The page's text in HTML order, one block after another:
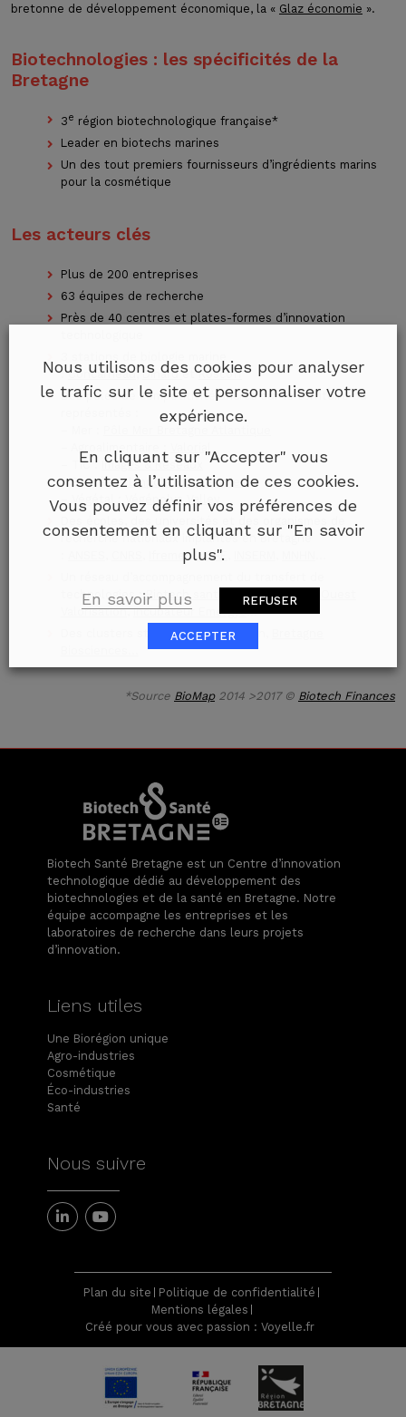
bretonne de développement économique, la « Glaz économie ».
Biotechnologies : les spécificités de la
Bretagne
3e région biotechnologique française*
Leader en biotechs marines
Un des tout premiers fournisseurs d’ingrédients marins
pour la cosmétique
Les acteurs clés
Plus de 200 entreprises
63 équipes de recherche
Près de 40 centres et plates-formes d’innovation
:Concarneau, DinardetRoscoff
Des pôles de compétitivité ancrés sur le territoire ou
– TIC : Images & Réseaux
– Santé :Atlanpole Biothérapies
Végépolys Valley
recherche nationaux implantés en Bretagne
Ifremer, INRAE
technologies :Biotech santé Bretagne ,SATT Ouest
Valorisation,incubateur Emergys…
Des clusters structurés : Eco Origin,
*Source BioMap2014 >2017 © Biotech Finances
Biotech Santé Bretagne est un Centre d’innovation
technologique dédié au développement des
biotechnologies et de la santé en Bretagne. Notre
équipe accompagne les entreprises et les
laboratoires de recherche dans leurs projets
d’innovation.
Liens utiles
Une Biorégion unique
Agro-industries
Cosmétique
Éco-industries
Santé
Nous suivre
Plan du site
Politique de confidentialité
Mentions légales
Créé pour vous avec passion : Voyelle.fr
Nous utilisons des cookies pour analyser
le trafic sur le site et personnaliser votre
expérience.
En cliquant sur "Accepter" vous
consentez à l’utilisation de ces cookies.
Vous pouvez définir vos préférences de
consentement en cliquant sur "En savoir
plus".
En savoir plus REFUSER
ACCEPTER